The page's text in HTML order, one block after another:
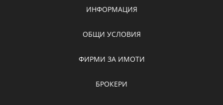
ИНФОРМАЦИЯ
ОБЩИ УСЛОВИЯ
ФИРМИ ЗА ИМОТИ
БРОКЕРИ